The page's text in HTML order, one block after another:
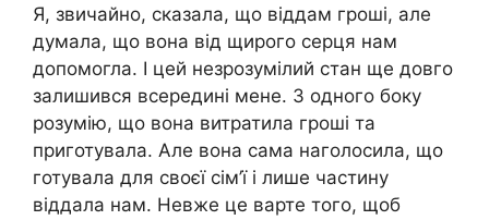
Я, звичайно, сказала, що віддам гроші, але
думала, що вона від щирого серця нам
допомогла. І цей незрозумілий стан ще довго
залишився всередині мене. З одного боку
розумію, що вона витратила гроші та
приготувала. Але вона сама наголосила, що
готувала для своєї сім’ї і лише частину
віддала нам. Невже це варте того, щоб